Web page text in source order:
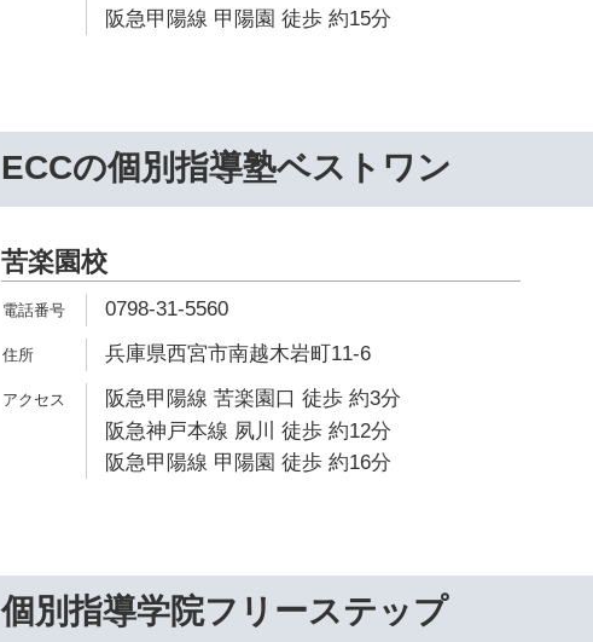
阪急甲陽線 甲陽園 徒歩 約15分
ECCの個別指導塾ベストワン
苦楽園校
0798-31-5560
兵庫県西宮市南越木岩町11-6
阪急甲陽線 苦楽園口 徒歩 約3分
阪急神戸本線 夙川 徒歩 約12分
阪急甲陽線 甲陽園 徒歩 約16分
個別指導学院フリーステップ